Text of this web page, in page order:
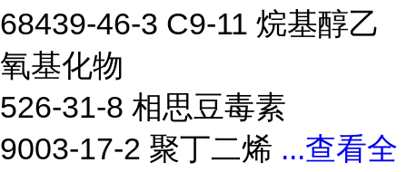
68439-46-3 C9-11 烷基醇乙
氧基化物
526-31-8 相思豆毒素
9003-17-2 聚丁二烯 ...查看全